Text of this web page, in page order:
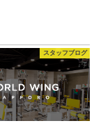
スタッフブログ